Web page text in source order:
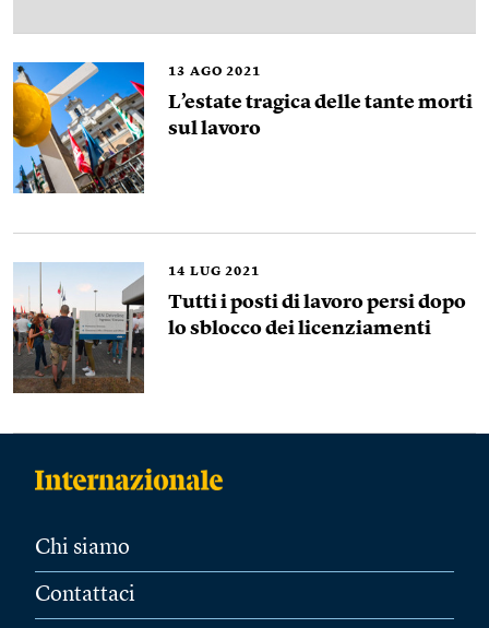
13 AGO 2021
L’estate tragica delle tante morti
sul lavoro
14 LUG 2021
Tutti i posti di lavoro persi dopo
lo sblocco dei licenziamenti
Chi siamo
Contattaci